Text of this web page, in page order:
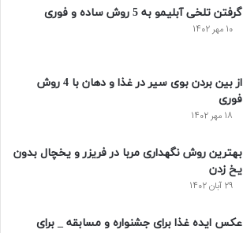
گرفتن تلخی آبلیمو به 5 روش ساده و فوری
10 مهر 1402
از بین بردن بوی سیر در غذا و دهان با 4 روش
فوری
18 مهر 1402
بهترین روش نگهداری مربا در فریزر و یخچال بدون
یخ زدن
29 آبان 1402
عکس ایده غذا برای جشنواره و مسابقه _ برای